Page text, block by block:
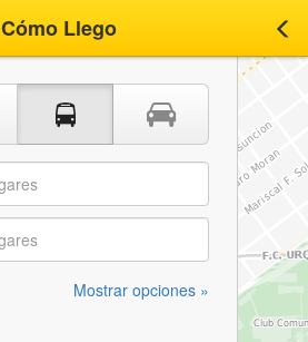
Cómo Llego
Mostrar opciones »